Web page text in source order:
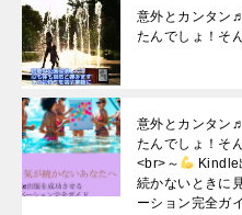
意外とカンタン
たんでしょ！そ
意外とカンタン
たんでしょ！そ
<br>～
Kindle
続かないときに
ーション完全ガ